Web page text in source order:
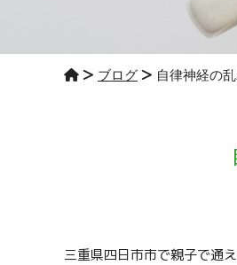
ブログ 自律神経の
三重県四日市市で親子で通